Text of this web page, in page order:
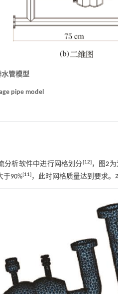
水管模型
pipe model
分析软件中进行网格划分[12]， 图2
于90%[11] ，此时网格质量达到要求。